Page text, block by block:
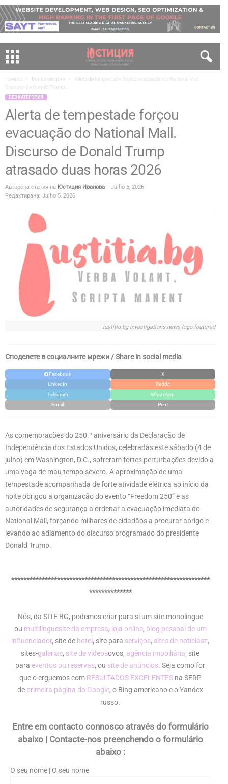
Начало Без категория
Alerta de tempestade forçou evacuação do National Mall.
Discurso de Donald Trump...
БЕЗ КАТЕГОРИЯ
Alerta de tempestade forçou
evacuação do National Mall.
Discurso de Donald Trump
atrasado duas horas 2026
Авторска статия на Юстиция Иванова - Julho 5, 2026
Редактирана: Julho 5, 2026
iustitia bg investigations news logo featured
Споделете в социалните мрежи / Share in social media
Facebook
X
LinkedIn
Reddit
Telegram
WhatsApp
Email
Print
As comemorações do 250.º aniversário da Declaração de
Independência dos Estados Unidos, celebradas este sábado (4 de
julho) em Washington, D.C., sofreram fortes perturbações devido a
uma vaga de mau tempo severo. A aproximação de uma
tempestade acompanhada de forte atividade elétrica ao início da
noite obrigou a organização do evento “Freedom 250” e as
autoridades de segurança a ordenar a evacuação imediata do
National Mall, forçando milhares de cidadãos a procurar abrigo e
levando ao adiamento do discurso programado do presidente
Donald Trump.
*****************************************************************
**************
Nós, da SITE BG, podemos criar para si um site monolingue
ou multilínguesite da empresa, loja online, blog pessoal de um
influenciador, site de hotel , site para serviços, sites de notíciasт,
sites-galerias, site de vídeosovos, agência imobiliária, site
para eventos ou reservas, ou site de anúncios. Seja como for
que o erguemos com RESULTADOS EXCELENTESna SERP
de primeira página do Google, o Bing americano e o Yandex
russo.
Entre em contacto connosco através do formulário
abaixo | Contacte-nos preenchendo o formulário
abaixo :
O seu nome | O seu nome